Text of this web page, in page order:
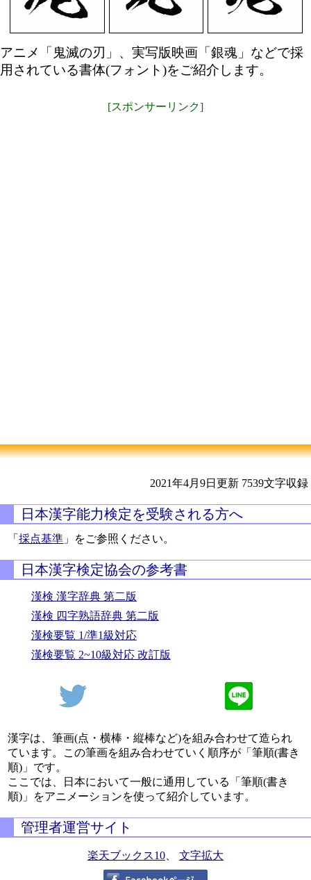
アニメ「鬼滅の刃」、実写版映画「銀魂」などで採
用されている書体(フォント)をご紹介します。
[スポンサーリンク]
2021年4月9日更新 7539文字収録
日本漢字能力検定を受験される方へ
「採点基準 」をご参照ください。
日本漢字検定協会の参考書
漢検 漢字辞典 第二版
漢検 四字熟語辞典 第二版
漢検要覧 1/準1級対応
漢検要覧 2~10級対応 改訂版
漢字は、筆画(点・横棒・縦棒など)を組み合わせて造られ
ています。この筆画を組み合わせていく順序が「筆順(書き
順)」です。
ここでは、日本において一般に通用している「筆順(書き
順)」をアニメーションを使って紹介しています。
管理者運営サイト
楽天ブックス10 文字拡大